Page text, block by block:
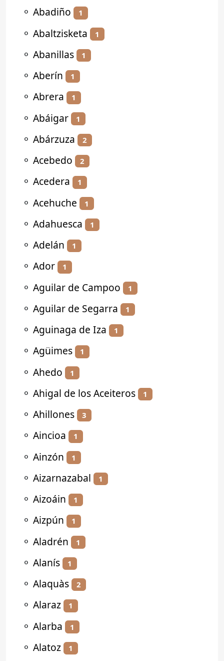
⚬ Abadiño 1
⚬ Abaltzisketa 1
⚬ Abanillas 1
⚬ Aberín 1
⚬ Abrera 1
⚬ Abáigar 1
⚬ Abárzuza 2
⚬ Acebedo 2
⚬ Acedera 1
⚬ Acehuche 1
⚬ Adahuesca 1
⚬ Adelán 1
⚬ Ador 1
⚬ Aguilar de Campoo 1
⚬ Aguilar de Segarra 1
⚬ Aguinaga de Iza 1
⚬ Agüimes 1
⚬ Ahedo 1
⚬ Ahigal de los Aceiteros 1
⚬ Ahillones 3
⚬ Aincioa 1
⚬ Ainzón 1
⚬ Aizarnazabal 1
⚬ Aizoáin 1
⚬ Aizpún 1
⚬ Aladrén 1
⚬ Alanís 1
⚬ Alaquàs 2
⚬ Alaraz 1
⚬ Alarba 1
⚬ Alatoz 1